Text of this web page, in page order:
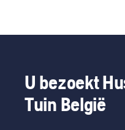
U bezoekt
Tuin België